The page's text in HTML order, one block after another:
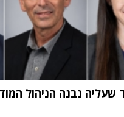
שעליה נבנה הניהול